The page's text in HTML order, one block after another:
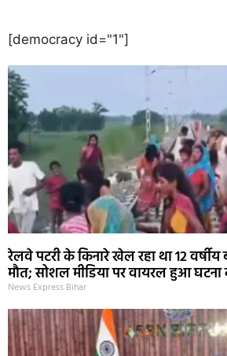
[democracy id="1"]
रेलवे पटरी के किनारे खेल रहा था 12
मौत; सोशल मीडिया पर वायरल हुआ घटना
News Express Bihar